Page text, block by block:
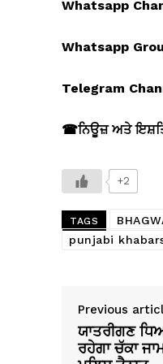
Whatsapp
Whatsapp
Telegram
☎ਨਿਊਜ਼ ਅਤੇ
+2
TAGS
punjabi
Previous
ਯਾਤਰੀਗਣ
ਰਹੇਗਾ ਚੱਕਾ